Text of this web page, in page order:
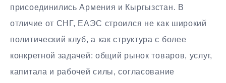
присоединились Армения и Кыргызстан. В
отличие от СНГ, ЕАЭС строился не как широкий
политический клуб, а как структура с более
конкретной задачей: общий рынок товаров, услуг,
капитала и рабочей силы, согласование